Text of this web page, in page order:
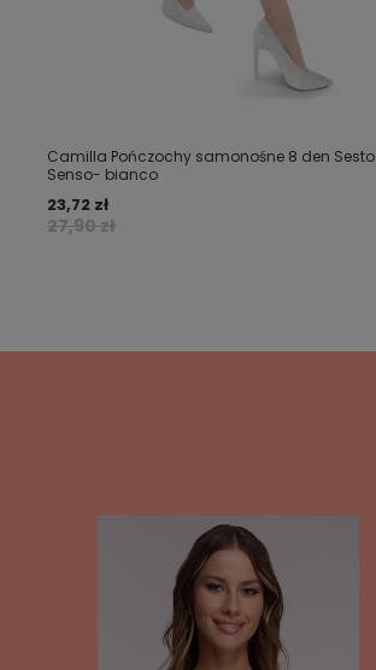
Camilla Pończochy samonośne 8 den Sesto
Senso- bianco
27,90 zł
23,72 zł